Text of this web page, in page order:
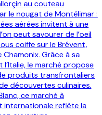
au couteau
le nougat de Montélimar :
aérées invitent à une
peut savourer de l’oeil
coiffe sur le Brévent,
Chamonix. Grâce à sa
le marché propose
produits transfrontaliers
découvertes culinaires.
ce marché à
internationale reflète la